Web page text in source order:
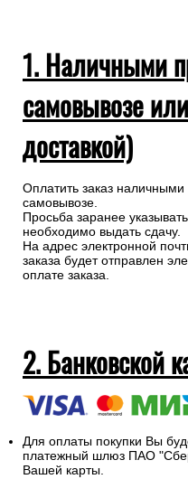
1. Наличными
самовывозе
доставкой)
Оплатить заказ
самовывозе.
Просьба заранее
необходимо выдать сдачу.
На адрес электронной
заказа будет отправлен
оплате заказа.
2. Банковской
Для оплаты покупки Вы
платежный шлюз ПАО
Вашей карты.